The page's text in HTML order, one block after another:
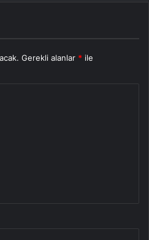
Gerekli alanlar * ile